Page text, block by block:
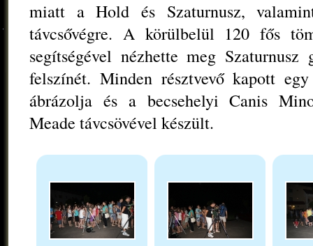
miatt a Hold és Szaturnusz,
távcsővégre. A körülbelül 120 fős
segítségével nézhette meg
felszínét. Minden résztvevő kapott
ábrázolja és a becsehelyi Canis
Meade távcsövével készült.